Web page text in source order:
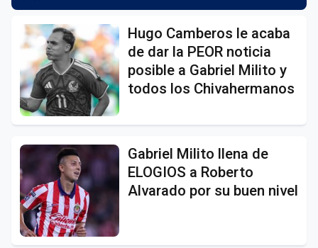
Hugo Camberos le acaba
de dar la PEOR noticia
posible a Gabriel Milito y
todos los Chivahermanos
Gabriel Milito llena de
ELOGIOS a Roberto
Alvarado por su buen nivel